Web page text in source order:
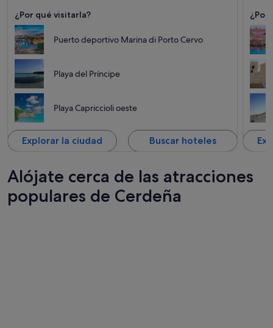
¿Por qué visitarla?
Puerto deportivo Marina di Porto Cervo
Playa del Príncipe
Playa Capriccioli oeste
Explorar la ciudad Buscar hoteles
¿Por
Alójate cerca de las atracciones
populares de Cerdeña